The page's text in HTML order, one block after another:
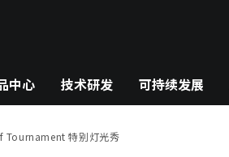
中心 技术研发 可持续发展
特别灯光秀